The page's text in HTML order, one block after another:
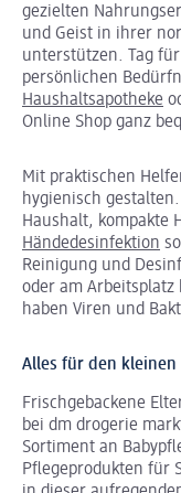
gezielten
und Geist in ihrer
unterstützen. Tag
persönlichen
Haushaltsapotheke
Online Shop ganz
Mit praktischen
hygienisch
Haushalt, kompakte
Händedesinfektion
Reinigung und
oder am Arbeitsplatz
haben Viren und
Alles für den kleinen
Frischgebackene
bei dm drogerie
Sortiment an
Pflegeprodukten für